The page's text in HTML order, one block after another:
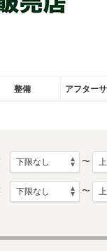
整備 アフター
〜
〜